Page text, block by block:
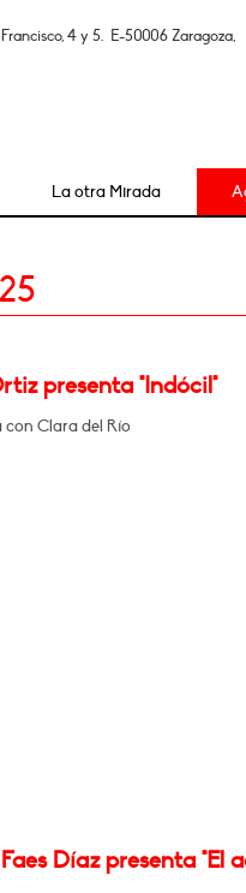
4 y 5. E-50006 Zaragoza,
La otra Mirada
presenta "Indócil"
Clara del Río
Díaz presenta "El